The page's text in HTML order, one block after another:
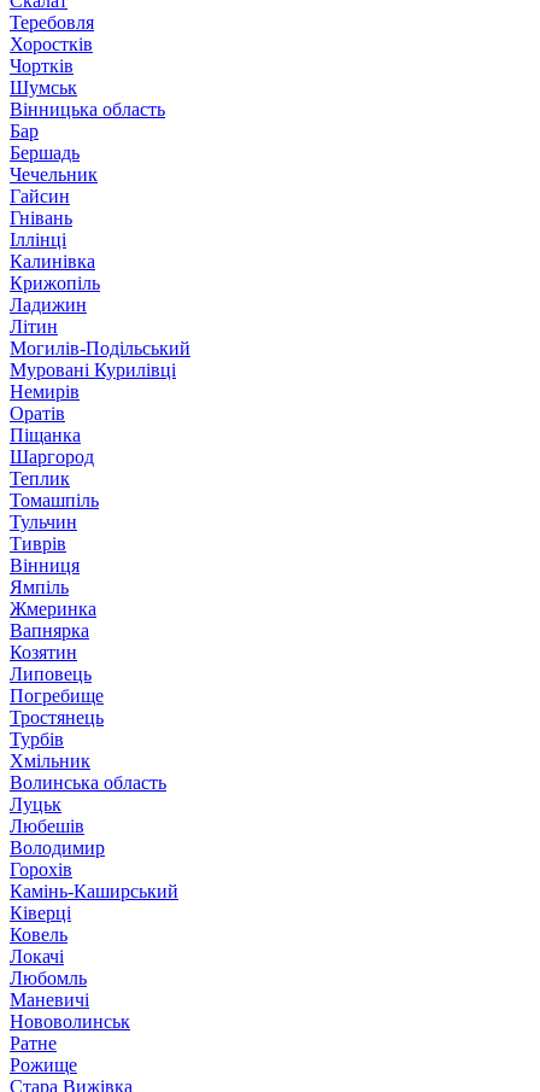
Теребовля
Хоростків
Чортків
Шумськ
Вінницька область
Бар
Бершадь
Чечельник
Гайсин
Гнівань
Іллінці
Калинівка
Крижопіль
Ладижин
Літин
Могилів-Подільський
Муровані Курилівці
Немирів
Оратів
Піщанка
Шаргород
Теплик
Томашпіль
Тульчин
Тиврів
Вінниця
Ямпіль
Жмеринка
Вапнярка
Козятин
Липовець
Погребище
Тростянець
Турбів
Хмільник
Волинська область
Луцьк
Любешів
Володимир
Горохів
Камінь-Каширський
Ківерці
Ковель
Локачі
Любомль
Маневичі
Нововолинськ
Ратне
Рожище
Стара Вижівка